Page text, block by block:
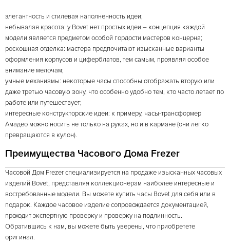
элегантность и стилевая наполненность идеи;
небывалая красота: у Bovet нет простых идеи – концепция каждой
модели является предметом особой гордости мастеров концерна;
роскошная отделка: мастера предпочитают изысканные варианты
оформления корпусов и циферблатов, тем самым, проявляя особое
внимание мелочам;
умные механизмы: некоторые часы способны отображать вторую или
даже третью часовую зону, что особенно удобно тем, кто часто летает по
работе или путешествует;
интересные конструкторские идеи: к примеру, часы-трансформер
Амадео можно носить не только на руках, но и в кармане (они легко
превращаются в кулон).
Преимущества Часового Дома Frezer
Часовой Дом Frezer специализируется на продаже изысканных часовых
изделий Bovet, представляя коллекционерам наиболее интересные и
востребованные модели. Вы можете купить часы Bovet для себя или в
подарок. Каждое часовое изделие сопровождается документацией,
проходит экспертную проверку и проверку на подлинность.
Обратившись к нам, вы можете быть уверены, что приобретете
оригинал.